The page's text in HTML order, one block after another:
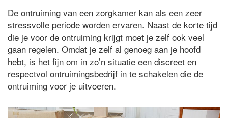
De ontruiming van een zorgkamer kan als een zeer
stressvolle periode worden ervaren. Naast de korte tijd
die je voor de ontruiming krijgt moet je zelf ook veel
gaan regelen. Omdat je zelf al genoeg aan je hoofd
hebt, is het fijn om in zo’n situatie een discreet en
respectvol ontruimingsbedrijf in te schakelen die de
ontruiming voor je uitvoeren.